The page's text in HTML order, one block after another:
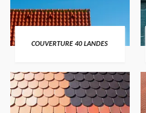
COUVERTURE 40 LANDES